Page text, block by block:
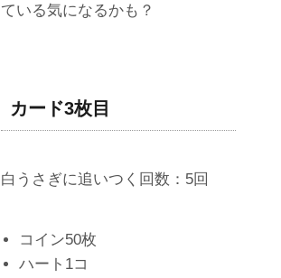
ている気になるかも？
カード3枚目
白うさぎに追いつく回数：5回
コイン50枚
ハート1コ